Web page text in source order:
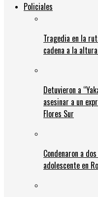
Policiales
Tragedia en la
cadena a la
Detuvieron a
asesinar a un
Flores Sur
Condenaron a
adolescente en